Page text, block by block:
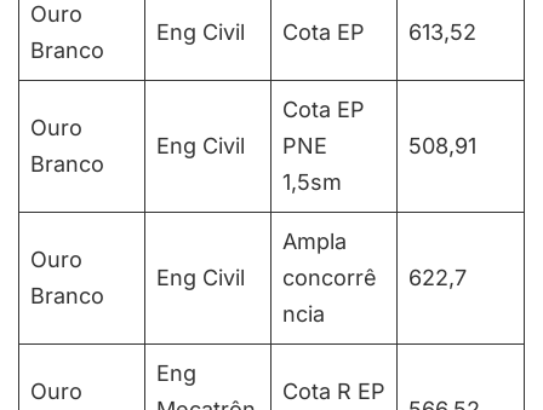
Ouro
Branco
Eng Civil Cota EP 613,52
Ouro
Branco
Eng Civil
Cota EP
PNE
1,5sm
508,91
Ouro
Branco
Eng Civil
Ampla
concorrê
ncia
622,7
Ouro
Eng
Cota R EP